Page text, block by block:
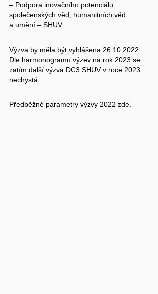
– Podpora inovačního potenciálu
společenských věd, humanitních věd
a umění – SHUV.
Výzva by měla být vyhlášena 26.10.2022.
Dle harmonogramu výzev na rok 2023 se
zatím další výzva DC3 SHUV v roce 2023
nechystá.
Předběžné parametry výzvy 2022 zde.